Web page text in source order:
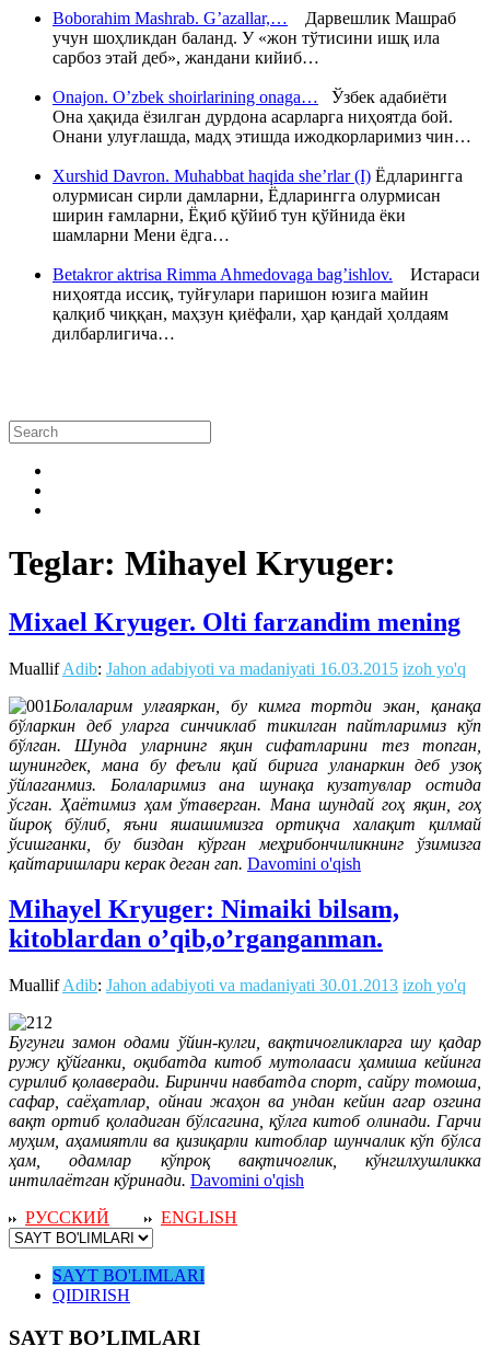
Boborahim Mashrab. G’azallar,… Дарвешлик Машраб
учун шоҳликдан баланд. У «жон тўтисини ишқ ила
сарбоз этай деб», жандани кийиб…
Onajon. O’zbek shoirlarining onaga… Ўзбек адабиёти
Она ҳақида ёзилган дурдона асарларга ниҳоятда бой.
Онани улуғлашда, мадҳ этишда ижодкорларимиз чин…
Xurshid Davron. Muhabbat haqida she’rlar (I) Ёдларингга
олурмисан сирли дамларни, Ёдларингга олурмисан
ширин ғамларни, Ёқиб қўйиб тун қўйнида ёки
шамларни Мени ёдга…
Betakror aktrisa Rimma Ahmedovaga bag’ishlov. Истараси
ниҳоятда иссиқ, туйғулари паришон юзига майин
қалқиб чиққан, маҳзун қиёфали, ҳар қандай ҳолдаям
дилбарлигича…
Teglar: Mihayel Kryuger:
Mixael Kryuger. Olti farzandim mening
MuallifAdib: Jahon adabiyoti va madaniyati 16.03.2015 izoh yo'q
Болаларим улғаяркан, бу кимга тортди экан, қанақа
бўларкин деб уларга синчиклаб тикилган пайтларимиз кўп
бўлган. Шунда уларнинг яқин сифатларини тез топган,
шунингдек, мана бу феъли қай бирига уланаркин деб узоқ
ўйлаганмиз. Болаларимиз ана шунақа кузатувлар остида
ўсган. Ҳаётимиз ҳам ўтаверган. Мана шундай гоҳ яқин, гоҳ
йироқ бўлиб, яъни яшашимизга ортиқча халақит қилмай
ўсишганки, бу биздан кўрган меҳрибончиликнинг ўзимизга
қайтаришлари керак деган гап. Davomini o'qish
Mihayel Kryuger: Nimaiki bilsam,
kitoblardan o’qib,o’rganganman.
MuallifAdib: Jahon adabiyoti va madaniyati 30.01.2013 izoh yo'q
Бугунги замон одами ўйин-кулги, вақтичоғликларга шу қадар
ружу қўйганки, оқибатда китоб мутолааси ҳамиша кейинга
сурилиб қолаверади. Биринчи навбатда спорт, сайру томоша,
сафар, саёҳатлар, ойнаи жаҳон ва ундан кейин агар озгина
вақт ортиб қоладиган бўлсагина, қўлга китоб олинади. Гарчи
муҳим, аҳамиятли ва қизиқарли китоблар шунчалик кўп бўлса
ҳам, одамлар кўпроқ вақтичоғлик, кўнгилхушликка
интилаётган кўринади. Davomini o'qish
РУССКИЙ
ENGLISH
SAYT BO'LIMLARI
QIDIRISH
SAYT BO’LIMLARI